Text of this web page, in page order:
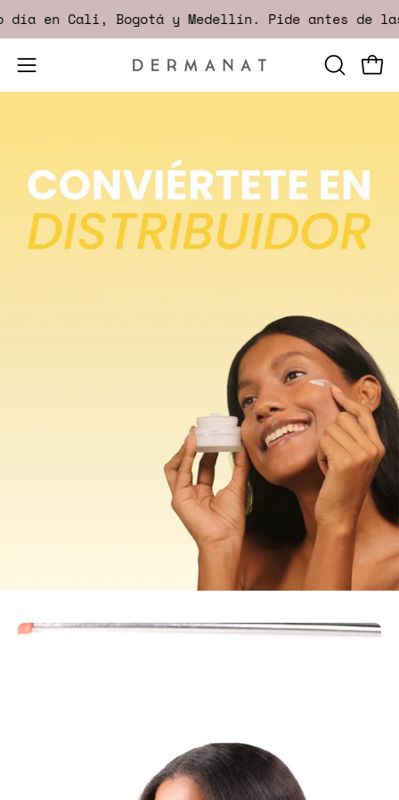
Saltar
contenido
día en Cali, Bogotá y Medellín. Pide antes de
Abrir
menú
ABRIR
BARRA